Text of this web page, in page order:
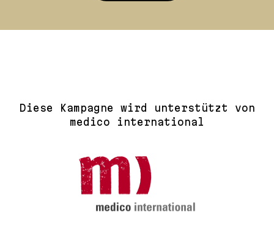
Diese Kampagne wird unterstützt von
medico international